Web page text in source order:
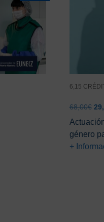
6,15
68,00€ El
género
+